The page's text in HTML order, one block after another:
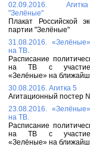
02.09.2016.
"Зелёные"
Плакат Российской
партии "Зелёные"
31.08.2016.
на ТВ.
Расписание
на ТВ с
«Зелёные» на
30.08.2016. Агитка 5
Агитационный постер
23.08.2016.
на ТВ.
Расписание
на ТВ с
«Зелёные» на